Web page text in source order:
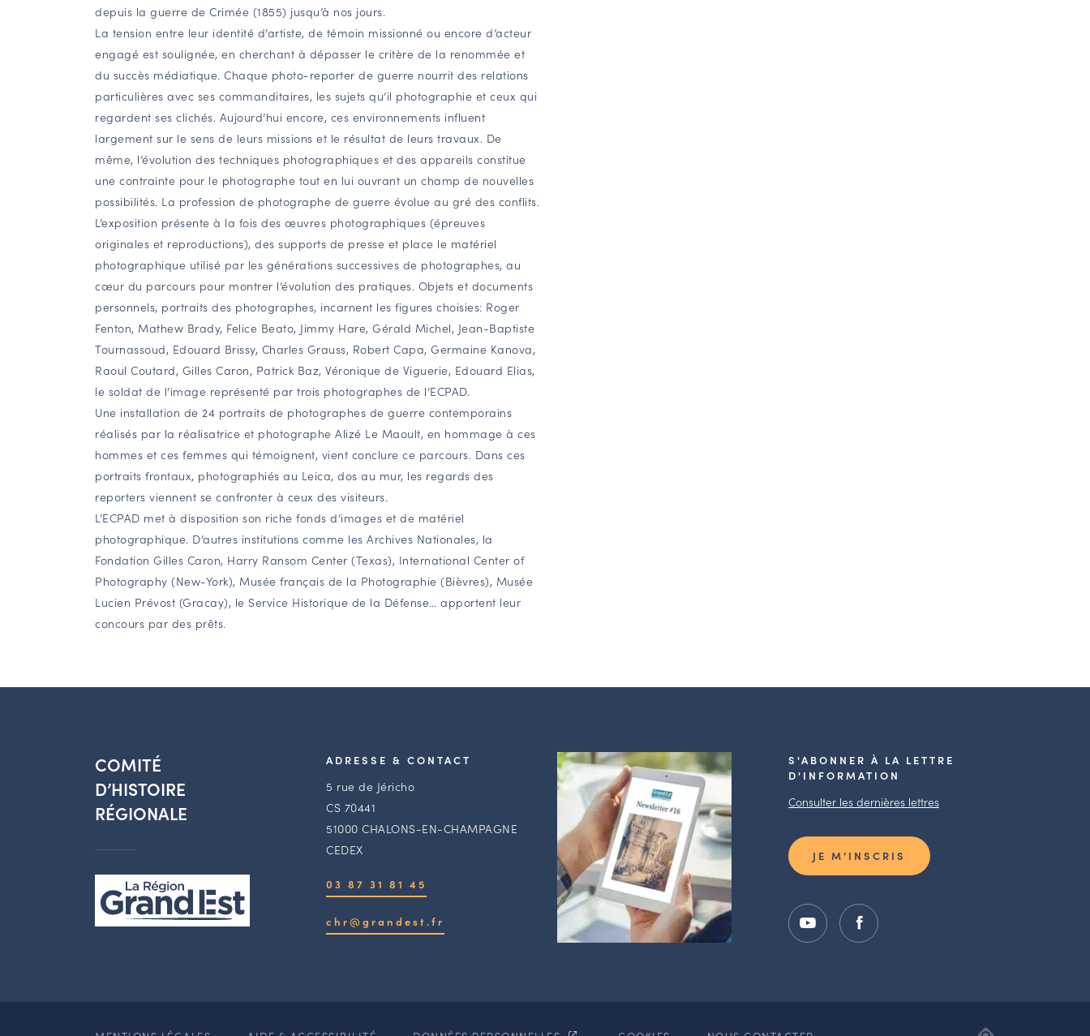
depuis la guerre de Crimée (1855) jusqu’à nos jours.
La tension entre leur identité d’artiste, de témoin missionné ou encore d’acteur
engagé est soulignée, en cherchant à dépasser le critère de la renommée et
du succès médiatique. Chaque photo-reporter de guerre nourrit des relations
particulières avec ses commanditaires, les sujets qu’il photographie et ceux qui
regardent ses clichés. Aujourd’hui encore, ces environnements influent
largement sur le sens de leurs missions et le résultat de leurs travaux. De
même, l’évolution des techniques photographiques et des appareils constitue
une contrainte pour le photographe tout en lui ouvrant un champ de nouvelles
possibilités. La profession de photographe de guerre évolue au gré des conflits.
L’exposition présente à la fois des œuvres photographiques (épreuves
originales et reproductions), des supports de presse et place le matériel
photographique utilisé par les générations successives de photographes, au
cœur du parcours pour montrer l’évolution des pratiques. Objets et documents
personnels, portraits des photographes, incarnent les figures choisies: Roger
Fenton, Mathew Brady, Felice Beato, Jimmy Hare, Gérald Michel, Jean-Baptiste
Tournassoud, Edouard Brissy, Charles Grauss, Robert Capa, Germaine Kanova,
Raoul Coutard, Gilles Caron, Patrick Baz, Véronique de Viguerie, Edouard Elias,
le soldat de l’image représenté par trois photographes de l’ECPAD.
Une installation de 24 portraits de photographes de guerre contemporains
réalisés par la réalisatrice et photographe Alizé Le Maoult, en hommage à ces
hommes et ces femmes qui témoignent, vient conclure ce parcours. Dans ces
portraits frontaux, photographiés au Leica, dos au mur, les regards des
reporters viennent se confronter à ceux des visiteurs.
L’ECPAD met à disposition son riche fonds d’images et de matériel
photographique. D’autres institutions comme les Archives Nationales, la
Fondation Gilles Caron, Harry Ransom Center (Texas), International Center of
Photography (New-York), Musée français de la Photographie (Bièvres), Musée
Lucien Prévost (Gracay), le Service Historique de la Défense… apportent leur
concours par des prêts.
COMITÉ
D’HISTOIRE
RÉGIONALE
ADRESSE & CONTACT
5 rue de Jéricho
CS 70441
51000 CHALONS-EN-CHAMPAGNE
CEDEX
03 87 31 81 45
chr@grandest.fr
S'ABONNER À LA LETTRE
D'INFORMATION
Consulter les dernières lettres
JE M’INSCRIS